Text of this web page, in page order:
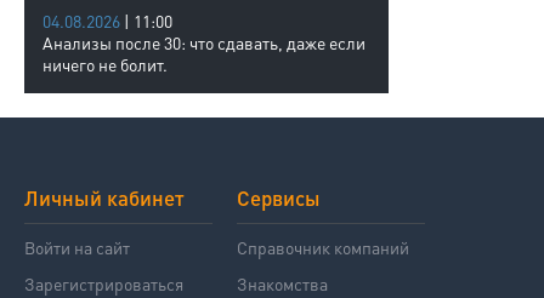
04.08.2026 | 11:00
Анализы после 30: что сдавать, даже если
ничего не болит.
Личный кабинет
Войти на сайт
Зарегистрироваться
Сервисы
Справочник компаний
Знакомства